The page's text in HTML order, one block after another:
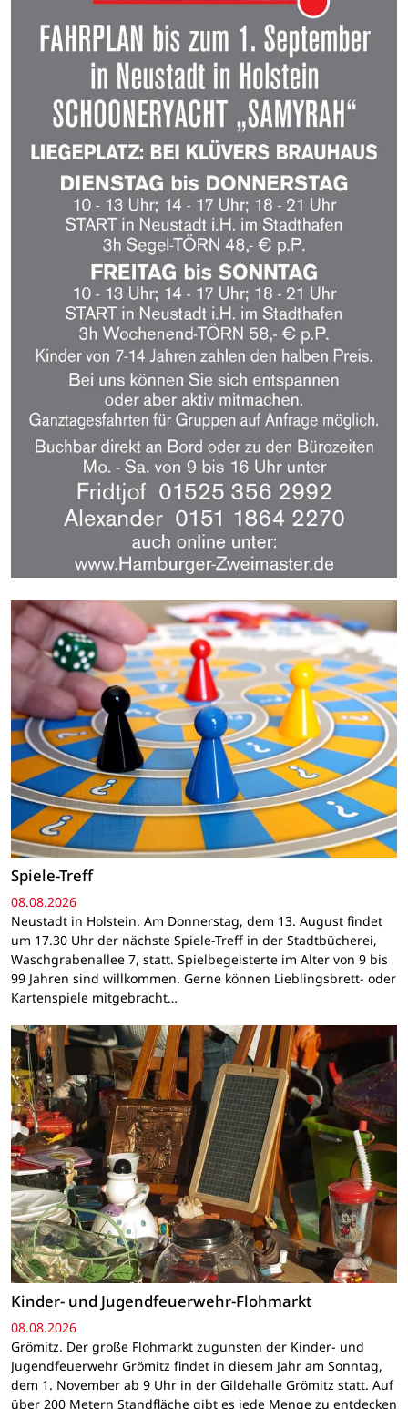
Spiele-Treff
08.08.2026
Neustadt in Holstein. Am Donnerstag, dem 13. August findet
um 17.30 Uhr der nächste Spiele-Treff in der Stadtbücherei,
Waschgrabenallee 7, statt. Spielbegeisterte im Alter von 9 bis
99 Jahren sind willkommen. Gerne können Lieblingsbrett- oder
Kartenspiele mitgebracht…
Kinder- und Jugendfeuerwehr-Flohmarkt
08.08.2026
Grömitz. Der große Flohmarkt zugunsten der Kinder- und
Jugendfeuerwehr Grömitz findet in diesem Jahr am Sonntag,
dem 1. November ab 9 Uhr in der Gildehalle Grömitz statt. Auf
über 200 Metern Standfläche gibt es jede Menge zu entdecken